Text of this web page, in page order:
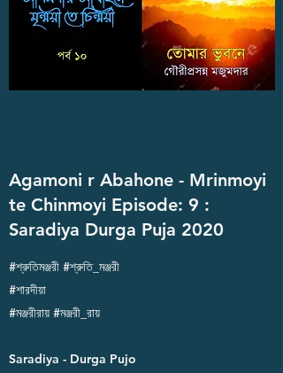
Agamoni r Abahone - Mrinmoyi
te Chinmoyi Episode: 9 :
Saradiya Durga Puja 2020
#শ্রুতিমঞ্জরী #শ্রুতি_মঞ্জরী
#শারদীয়া
#মঞ্জরীরায় #মঞ্জরী_রায়
Saradiya - Durga Pujo